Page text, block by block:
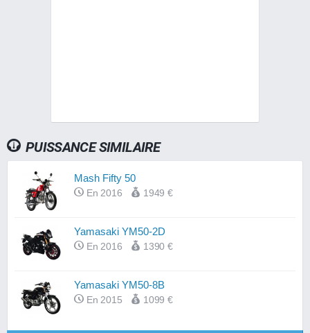
PUISSANCE SIMILAIRE
Mash Fifty 50
En 2016 1949 €
Yamasaki YM50-2D
En 2016 1390 €
Yamasaki YM50-8B
En 2015 1099 €